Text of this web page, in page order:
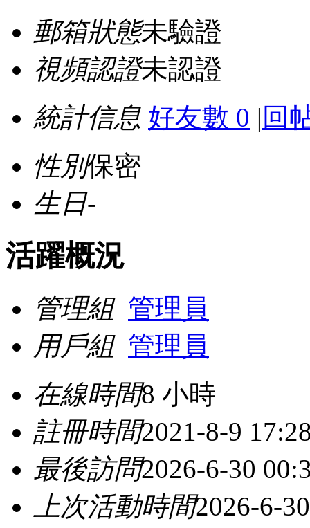
郵箱狀態未驗證
視頻認證未認證
統計信息 好友數 0 | 回
性別保密
生日-
活躍概況
管理組 管理員
用戶組 管理員
在線時間8 小時
註冊時間2021-8-9
最後訪問2026-6-30
上次活動時間2026-6-